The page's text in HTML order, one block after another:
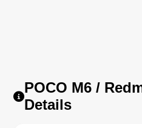
POCO M6 /
Details